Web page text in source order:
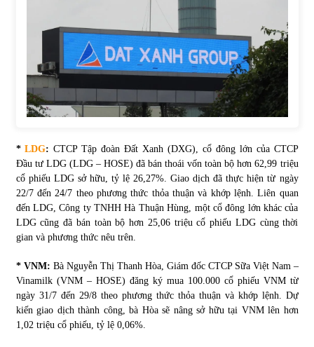
Tiền gửi vào ngân hàng tiếp tục tăng mạnh
31/05/2022
Chứng khoán ngày 30/5/2022: Top 10 cổ phiếu nổi bật
31/05/2022
vốn hóa
09/11/2021
Chứng khoán ngày 12/10/2021: Top 10 cổ phiếu nổi bật
*LDG:CTCP Tập đoàn Đất Xanh (DXG), cổ đông lớn của CTCP
Đầu tư LDG (LDG – HOSE) đã bán thoái vốn toàn bộ hơn 62,99 triệu
cổ phiếu LDG sở hữu, tỷ lệ 26,27%. Giao dịch đã thực hiện từ ngày
22/7 đến 24/7 theo phương thức thỏa thuận và khớp lệnh. Liên quan
đến LDG, Công ty TNHH Hà Thuận Hùng, một cổ đông lớn khác của
LDG cũng đã bán toàn bộ hơn 25,06 triệu cổ phiếu LDG cùng thời
gian và phương thức nêu trên.
* VNM: Bà Nguyễn Thị Thanh Hòa, Giám đốc CTCP Sữa Việt Nam –
Vinamilk (VNM – HOSE) đăng ký mua 100.000 cổ phiếu VNM từ
ngày 31/7 đến 29/8 theo phương thức thỏa thuận và khớp lệnh. Dự
kiến giao dịch thành công, bà Hòa sẽ nâng sở hữu tại VNM lên hơn
1,02 triệu cổ phiếu, tỷ lệ 0,06%.